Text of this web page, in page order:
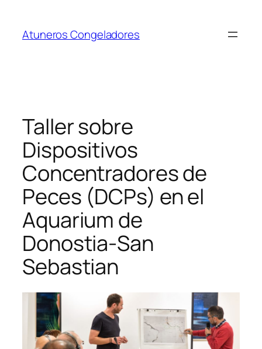
contenido
Atuneros Congeladores
Taller sobre
Dispositivos
Concentradores de
Peces (DCPs) en el
Aquarium de
Donostia-San
Sebastian